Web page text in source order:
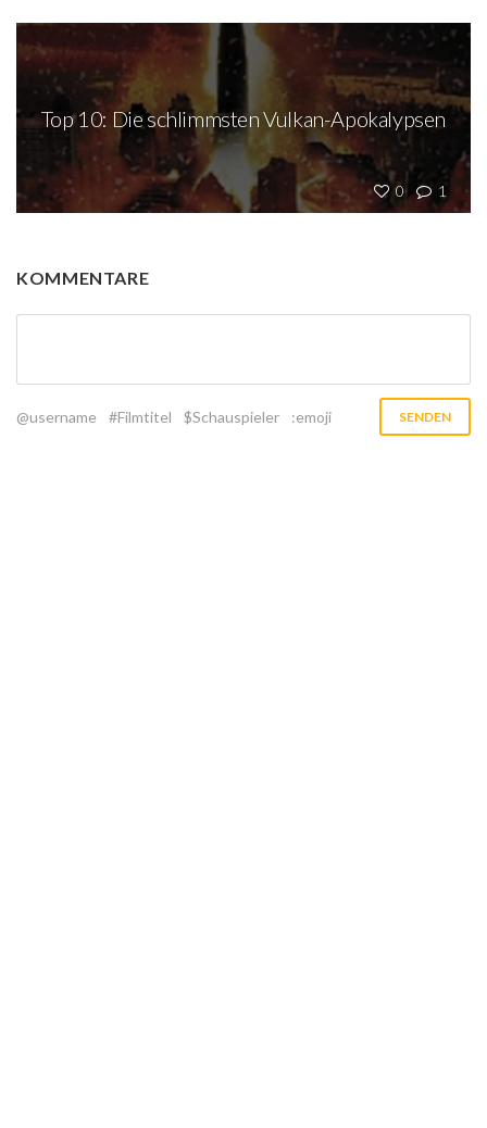
0 1
Top 10: Die schlimmsten Vulkan-Apokalypsen
KOMMENTARE
@username #Filmtitel $Schauspieler :emoji